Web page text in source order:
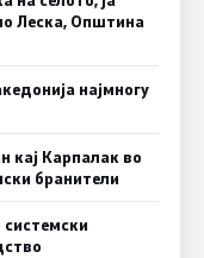
Леска, Општина
најмногу
кај Карпалак во
бранители